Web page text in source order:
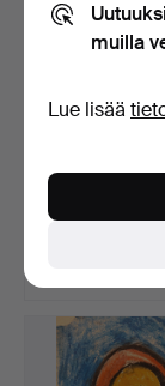
ERNESTO
(1918-2015).
Myyty 27 heinä
muilla
Lue lisää